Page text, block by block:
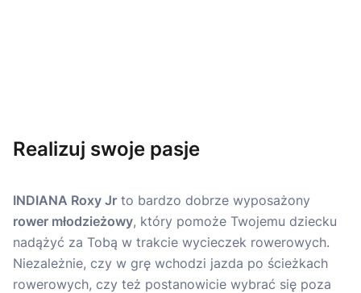
Realizuj swoje pasje
INDIANA Roxy Jr to bardzo dobrze wyposażony
rower młodzieżowy, który pomoże Twojemu dziecku
nadążyć za Tobą w trakcie wycieczek rowerowych.
Niezależnie, czy w grę wchodzi jazda po ścieżkach
rowerowych, czy też postanowicie wybrać się poza